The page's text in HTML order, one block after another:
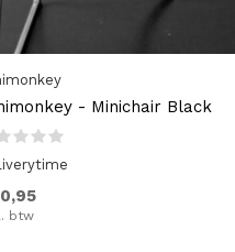
- Minichair Black
btw